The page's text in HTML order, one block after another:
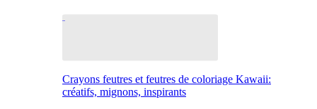
Crayons feutres et feutres de coloriage Kawaii:
créatifs, mignons, inspirants